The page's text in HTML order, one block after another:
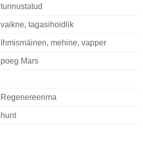
tunnustatud
vaikne, tagasihoidlik
Ihmismäinen, mehine, vapper
poeg Mars
Regenereerima
hunt